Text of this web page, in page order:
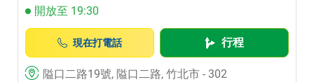
開放至 19:30
現在打電話 行程
隘口二路19號, 隘口二路, 竹北市 - 302